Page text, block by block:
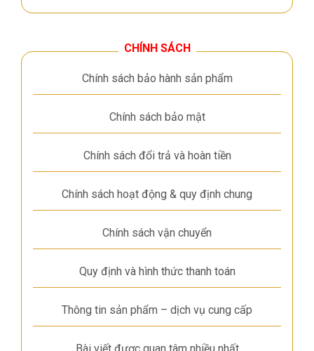
CHÍNH SÁCH
Chính sách bảo hành sản phẩm
Chính sách bảo mật
Chính sách đổi trả và hoàn tiền
Chính sách hoạt động & quy định chung
Chính sách vận chuyển
Quy định và hình thức thanh toán
Thông tin sản phẩm – dịch vụ cung cấp